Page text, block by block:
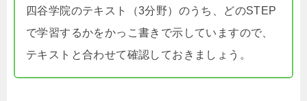
四谷学院のテキスト（3分野）のうち、どのSTEP
で学習するかをかっこ書きで示していますので、
テキストと合わせて確認しておきましょう。